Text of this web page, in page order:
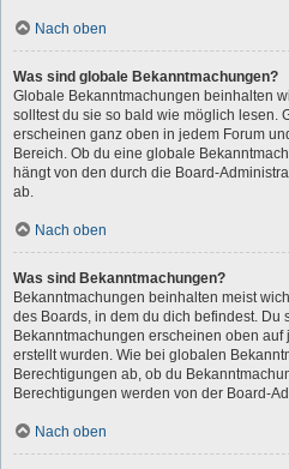
Nach oben
Was sind globale Bekanntmachungen?
Globale Bekanntmachungen beinhalten
solltest du sie so bald wie möglich lesen.
erscheinen ganz oben in jedem Forum
Bereich. Ob du eine globale
hängt von den durch die Board-
ab.
Nach oben
Was sind Bekanntmachungen?
Bekanntmachungen beinhalten meist
des Boards, in dem du dich befindest. Du
Bekanntmachungen erscheinen oben
erstellt wurden. Wie bei globalen
Berechtigungen ab, ob du
Berechtigungen werden von der Board-
Nach oben